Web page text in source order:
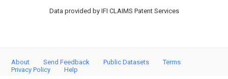
Data provided by IFI CLAIMS Patent Services
About Send Feedback Public Datasets
Terms
Privacy Policy
Help